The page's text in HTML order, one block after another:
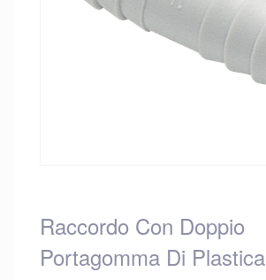
della
galleria
di
immagini
Raccordo Con Doppio
Portagomma Di Plastica